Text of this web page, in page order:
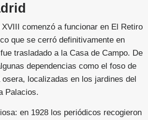
comenzó a funcionar en El Retiro
que se cerró definitivamente en
trasladado a la Casa de Campo. De
dependencias como el foso de
localizadas en los jardines del
Palacios.
en 1928 los periódicos recogieron